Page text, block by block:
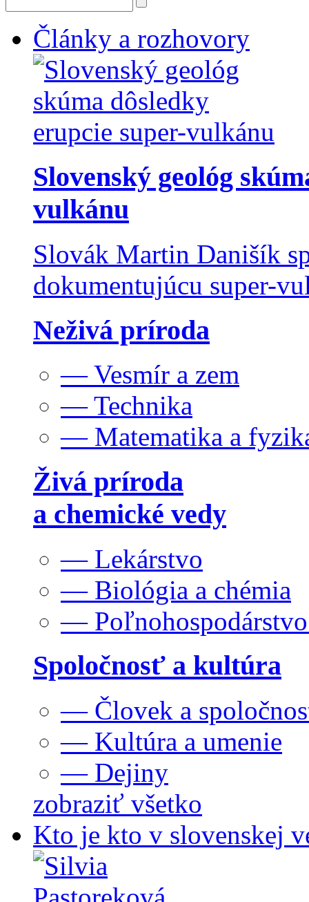
Články a rozhovory
Slovenský geológ
vulkánu
Slovák Martin Danišík
dokumentujúcu super-
Neživá príroda
— Vesmír a zem
— Technika
— Matematika a
Živá príroda
a chemické vedy
— Lekárstvo
— Biológia a chémia
—
Spoločnosť a kultúra
— Človek a
— Kultúra a umenie
— Dejiny
zobraziť všetko
Kto je kto v slovenskej